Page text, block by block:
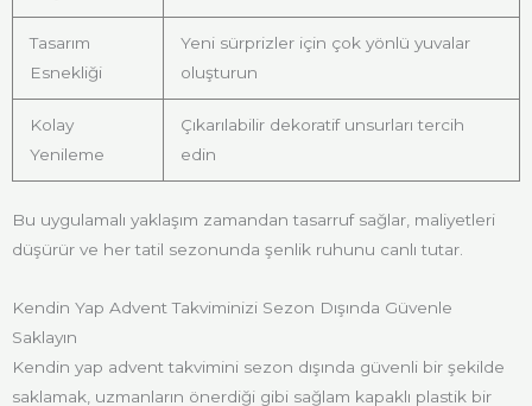
Tasarım
Esnekliği
Yeni sürprizler için çok yönlü yuvalar
oluşturun
Kolay
Yenileme
Çıkarılabilir dekoratif unsurları tercih
edin
Bu uygulamalı yaklaşım zamandan tasarruf sağlar, maliyetleri
düşürür ve her tatil sezonunda şenlik ruhunu canlı tutar.
Kendin Yap Advent Takviminizi Sezon Dışında Güvenle
Saklayın
Kendin yap advent takvimini sezon dışında güvenli bir şekilde
saklamak, uzmanların önerdiği gibi sağlam kapaklı plastik bir